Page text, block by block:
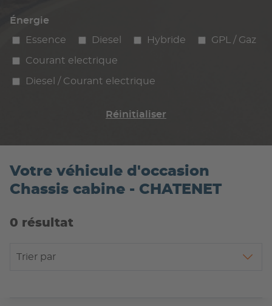
Énergie
Essence
Diesel Hybride GPL / Gaz
Courant electrique
Diesel / Courant electrique
Réinitialiser
Votre véhicule d'occasion
Chassis cabine - CHATENET
0 résultat
Trier par